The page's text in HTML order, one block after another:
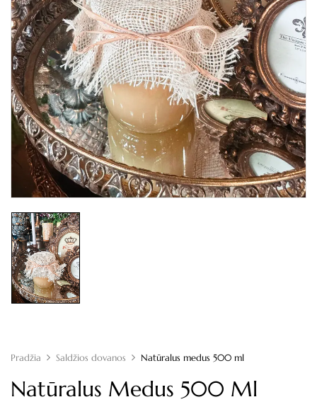
Pradžia Saldžios dovanos Natūralus medus 500 ml
Natūralus Medus 500 Ml